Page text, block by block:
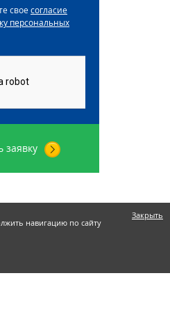
своесогласие
персональных
заявку
Закрыть
навигацию по сайту